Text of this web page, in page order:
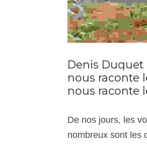
Denis
nous raconte
nous raconte
De nos jours, les
nombreux sont les